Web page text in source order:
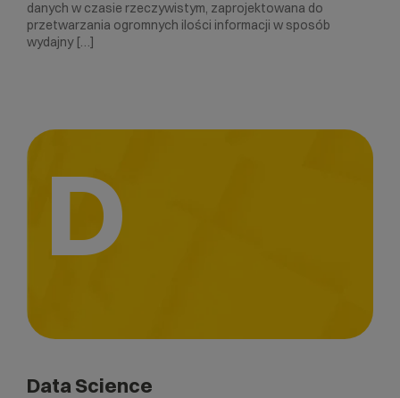
danych w czasie rzeczywistym, zaprojektowana do
przetwarzania ogromnych ilości informacji w sposób
wydajny […]
D
Data Science